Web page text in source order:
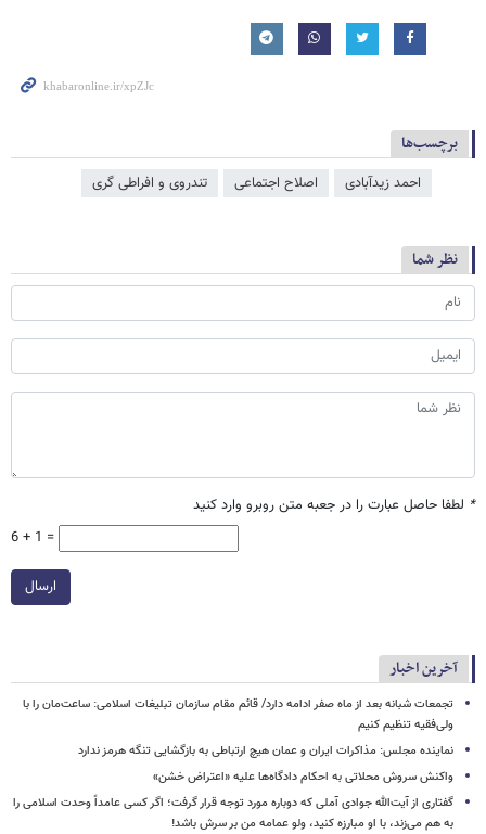
برچسب‌ها
احمد زیدآبادی اصلاح اجتماعی تندروی و افراطی گری
نظر شما
* لطفا حاصل عبارت را در جعبه متن روبرو وارد کنید
6 + 1 =
ارسال
آخرین اخبار
تجمعات شبانه بعد از ماه صفر ادامه دارد/ قائم مقام سازمان تبلیغات اسلامی: ساعت‌مان را با
ولی‌فقیه تنظیم‌ کنیم
نماینده مجلس: مذاکرات ایران و عمان هیچ ارتباطی به بازگشایی تنگه هرمز ندارد
واکنش سروش محلاتی به احکام دادگاه‌ها علیه «اعتراض خشن»
گفتاری از آیت‌الله جوادی آملی که دوباره مورد توجه قرار گرفت؛ اگر کسی عامداً وحدت اسلامی را
به هم می‌زند، با او مبارزه کنید، ولو عمامه من بر سرش باشد!